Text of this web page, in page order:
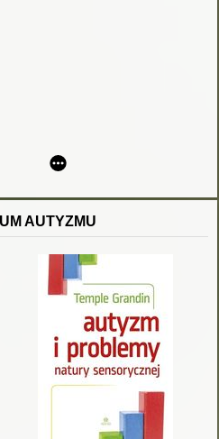
nerwowy, obniżyć stres i
AUTYZMU